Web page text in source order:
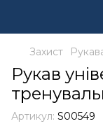
Захист
Рукав
Артикул: S00549